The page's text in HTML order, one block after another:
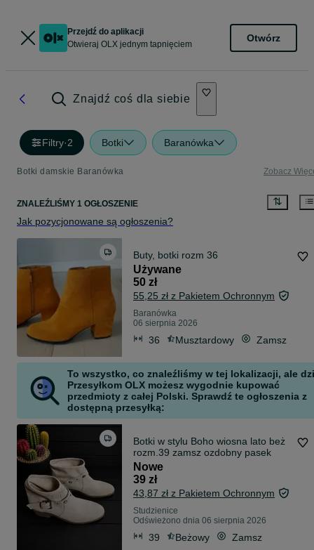
Przejdź do aplikacji
Otwieraj OLX jednym tapnięciem
Otwórz
Znajdź coś dla siebie
Filtry·2 Botki Baranówka
Botki damskie Baranówka Zobacz
ZNALEŹLIŚMY 1 OGŁOSZENIE
Jak pozycjonowane są ogłoszenia?
Buty, botki rozm 36
Używane
50 zł
55,25 zł z Pakietem Ochronnym
Baranówka
06 sierpnia 2026
36 Musztardowy Zamsz
To wszystko, co znaleźliśmy w tej lokalizacji, ale
Przesyłkom OLX możesz wygodnie kupować
przedmioty z całej Polski. Sprawdź te ogłoszenia z
dostępną przesyłką:
Botki w stylu Boho wiosna lato beż
rozm.39 zamsz ozdobny pasek
Nowe
39 zł
43,87 zł z Pakietem Ochronnym
Studzienice
Odświeżono dnia 06 sierpnia 2026
39 Beżowy Zamsz